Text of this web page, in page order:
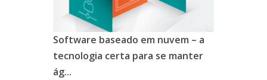
Software baseado em nuvem – a
tecnologia certa para se manter
ág...